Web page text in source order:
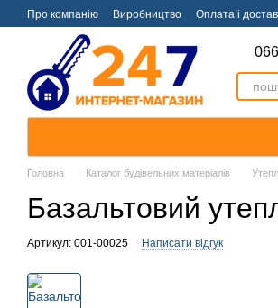
Перейти к основному контенту
Про компанію Виробництво Оплата і
Головна Каталог будівельних матеріалів
Базальтовий
Артикул: 001-00025 Написати відгук